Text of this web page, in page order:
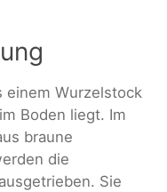
einem Wurzelstock
Boden liegt. Im
braune
die
Sie